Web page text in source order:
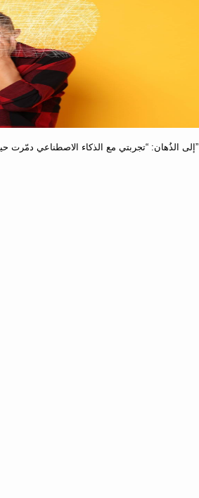
رجل يروي كيف قاده ChatGPT إلى الذُهان: “تجربتي مع الذكاء الاصطناعي دمّرت حياتي”